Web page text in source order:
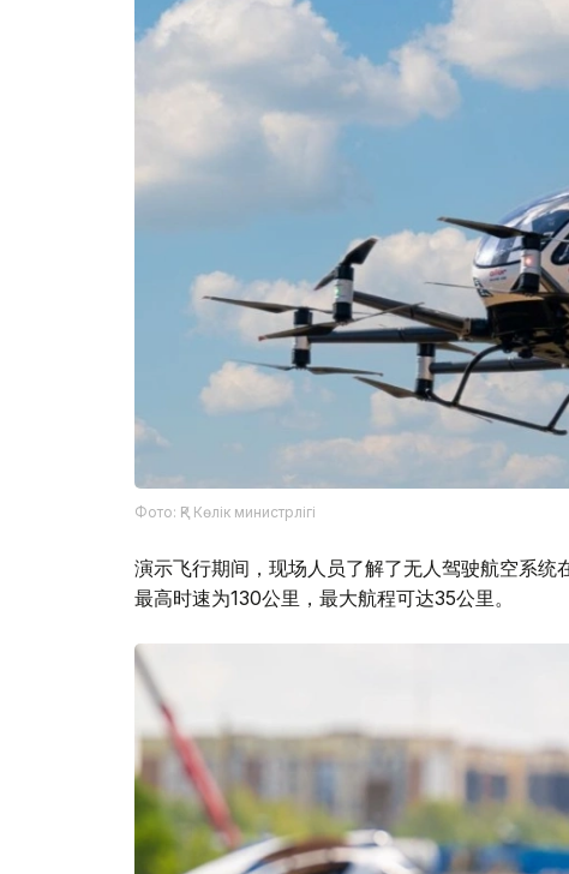
Фото: ҚР Көлік министрлігі
演示飞行期间，现场人员了解了无人驾驶航空系统
最高时速为130公里，最大航程可达35公里。